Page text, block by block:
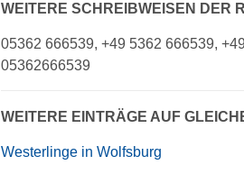
WEITERE SCHREIBWEISEN DER
05362 666539, +49 5362 666539,
05362666539
WEITERE EINTRÄGE AUF
Westerlinge in Wolfsburg